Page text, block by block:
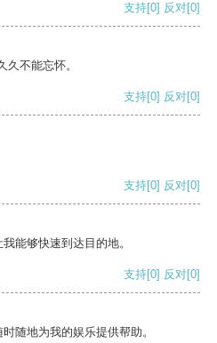
支持[0] 反对[0]
不能忘怀。
支持[0] 反对[0]
支持[0] 反对[0]
能够快速到达目的地。
支持[0] 反对[0]
随地为我的娱乐提供帮助。